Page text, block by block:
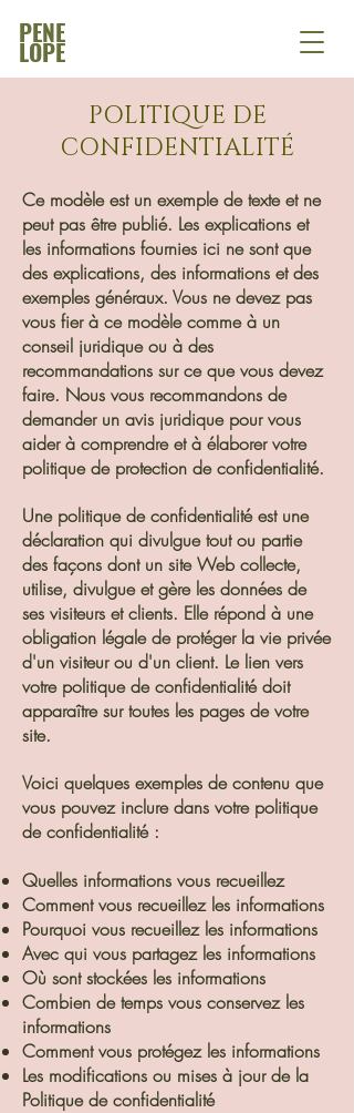
PENE
LOPE
POLITIQUE DE
CONFIDENTIALITÉ
Ce modèle est un exemple de texte et ne
peut pas être publié. Les explications et
les informations fournies ici ne sont que
des explications, des informations et des
exemples généraux. Vous ne devez pas
vous fier à ce modèle comme à un
conseil juridique ou à des
recommandations sur ce que vous devez
faire. Nous vous recommandons de
demander un avis juridique pour vous
aider à comprendre et à élaborer votre
politique de protection de confidentialité.
Une politique de confidentialité est une
déclaration qui divulgue tout ou partie
des façons dont un site Web collecte,
utilise, divulgue et gère les données de
ses visiteurs et clients. Elle répond à une
obligation légale de protéger la vie privée
d'un visiteur ou d'un client. Le lien vers
votre politique de confidentialité doit
apparaître sur toutes les pages de votre
site.
Voici quelques exemples de contenu que
vous pouvez inclure dans votre politique
de confidentialité :
Quelles informations vous recueillez
Comment vous recueillez les informations
Pourquoi vous recueillez les informations
Avec qui vous partagez les informations
Où sont stockées les informations
Combien de temps vous conservez les
informations
Comment vous protégez les informations
Les modifications ou mises à jour de la
Politique de confidentialité